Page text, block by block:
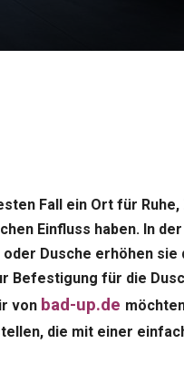
Fall ein Ort für
Einfluss haben. In
Dusche erhöhen sie
Befestigung für die
von bad-up.de
die mit einer